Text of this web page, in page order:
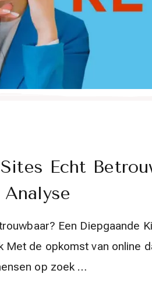
Echt
Analyse
Een Diepgaande
Met de opkomst van online
op zoek …